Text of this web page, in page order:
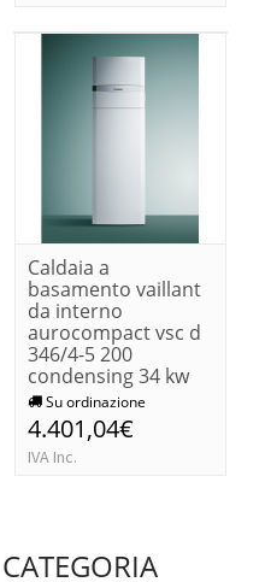
Caldaia a
basamento vaillant
da interno
aurocompact vsc d
346/4-5 200
condensing 34 kw
Su ordinazione
4.401,04€
IVA Inc.